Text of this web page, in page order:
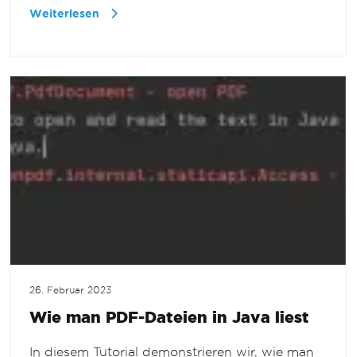
Weiterlesen
26. Februar 2023
Wie man PDF-Dateien in Java liest
In diesem Tutorial demonstrieren wir, wie man